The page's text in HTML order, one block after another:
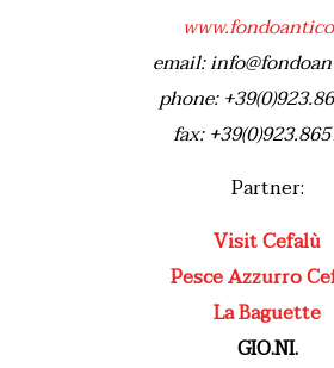
email:
phone:
fax:
Partner:
Visit Cefalù
Pesce Azzurro
La Baguette
GIO.NI.